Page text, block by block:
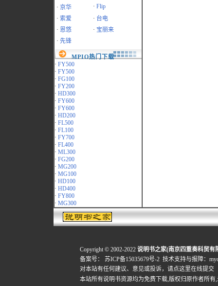
· 京华 · Flip
· 索爱 · 台电
· 恩悠 · 宝丽来
· 先锋
MPIO热门下载
· FY500
· FY500
· FG100
· FY200
· HD300
· FY600
· FY600
· HD200
· FL500
· FL100
· FY700
· FL400
· ML300
· FG200
· MG200
· MG100
· HD100
· HD400
· FY800
· MG300
Copyright © 2002-2022 说明书之家(南京四重奏科贸有
备案号：
苏ICP备15035679号-2 技术支持与报障：
对本站有任何建议、意见或投诉， 请点这里在线提交
本站所有说明书资源均为免费下载,版权归原作者所